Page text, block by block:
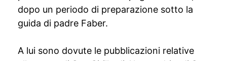
dopo un periodo di preparazione sotto la
guida di padre Faber.
A lui sono dovute le pubblicazioni relative